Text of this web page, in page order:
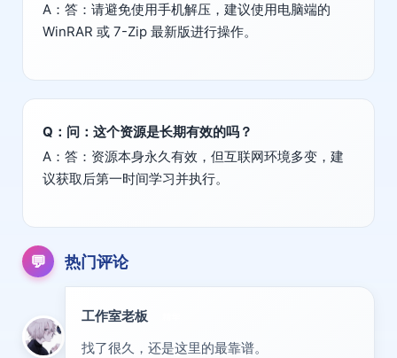
A：答：请避免使用手机解压，建议使用电脑端的
WinRAR 或 7-Zip 最新版进行操作。
Q：问：这个资源是长期有效的吗？
A：答：资源本身永久有效，但互联网环境多变，建
议获取后第一时间学习并执行。
💬 热门评论
工作室老板
找了很久，还是这里的最靠谱。